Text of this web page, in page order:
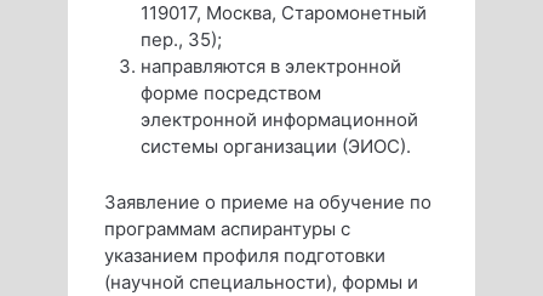
119017, Москва, Старомонетный
пер., 35);
направляются в электронной
форме посредством
электронной информационной
системы организации (ЭИОС).
Заявление о приеме на обучение по
программам аспирантуры с
указанием профиля подготовки
(научной специальности), формы и